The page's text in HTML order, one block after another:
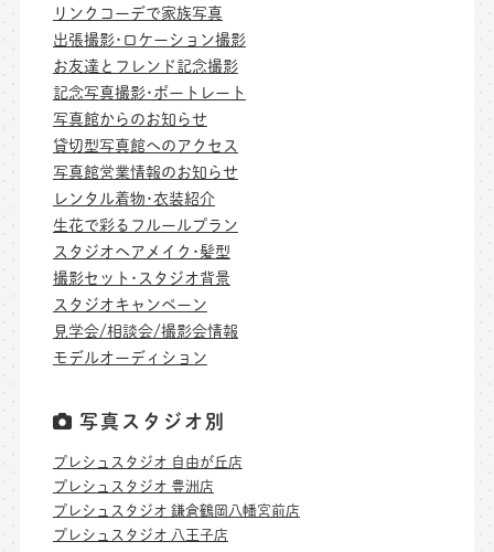
リンクコーデで家族写真
出張撮影･ロケーション撮影
お友達とフレンド記念撮影
記念写真撮影･ポートレート
写真館からのお知らせ
貸切型写真館へのアクセス
写真館営業情報のお知らせ
レンタル着物･衣装紹介
生花で彩るフルールプラン
スタジオヘアメイク･髪型
撮影セット･スタジオ背景
スタジオキャンペーン
見学会/相談会/撮影会情報
モデルオーディション
写真スタジオ別
プレシュスタジオ 自由が丘店
プレシュスタジオ 豊洲店
プレシュスタジオ 鎌倉鶴岡八幡宮前店
プレシュスタジオ 八王子店